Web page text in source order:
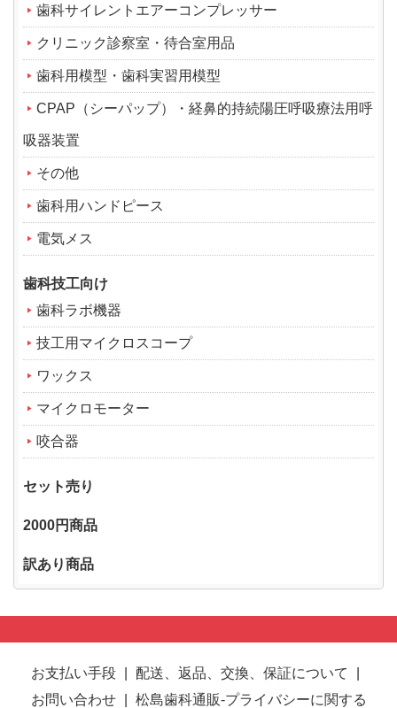
歯科サイレントエアーコンプレッサー
クリニック診察室・待合室用品
歯科用模型・歯科実習用模型
CPAP（シーパップ）・経鼻的持続陽圧呼吸療法用呼
吸器装置
その他
歯科用ハンドピース
電気メス
歯科技工向け
歯科ラボ機器
技工用マイクロスコープ
ワックス
マイクロモーター
咬合器
セット売り
2000円商品
訳あり商品
お支払い手段 配送、返品、交換、保証について
お問い合わせ
松島歯科通販-プライバシーに関する